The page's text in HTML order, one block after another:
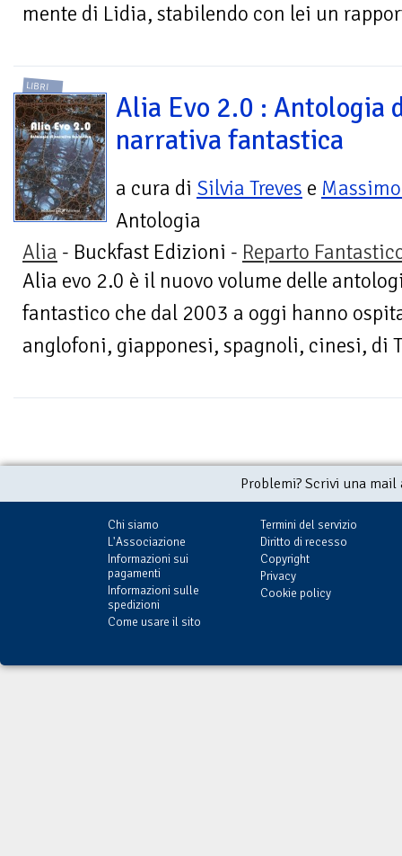
mente di Lidia, stabilendo con lei un
LIBRI
Alia Evo 2.0 : Antologia
narrativa fantastica
a cura di Silvia Treves e
Antologia
Alia - Buckfast Edizioni - Reparto
Alia evo 2.0 è il nuovo volume delle
fantastico che dal 2003 a oggi hanno
anglofoni, giapponesi, spagnoli, cinesi, di
Problemi? Scrivi una
Chi siamo
L'Associazione
Informazioni sui
pagamenti
Informazioni sulle
spedizioni
Come usare il sito
Termini del servizio
Diritto di recesso
Copyright
Privacy
Cookie policy